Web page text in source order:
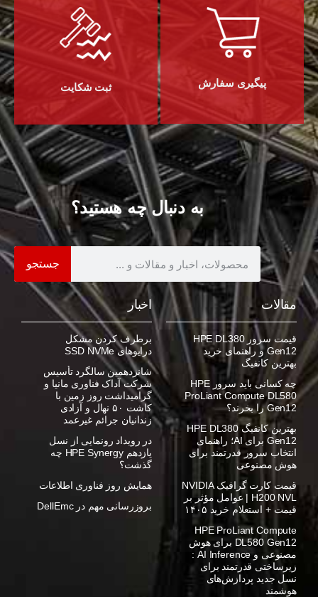
پیگیری سفارش ثبت شکایت
به دنبال چه هستید؟
جستجو
مقالات
قیمت سرور HPE DL380
Gen12 و راهنمای خرید
بهترین کانفیگ
چه کسانی باید سرور HPE
ProLiant Compute DL580
Gen12 را بخرند؟
بهترین کانفیگ HPE DL380
Gen12 برای AI؛ راهنمای
انتخاب سرور قدرتمند برای
هوش مصنوعی
قیمت کارت گرافیک NVIDIA
H200 NVL | عوامل مؤثر بر
قیمت + استعلام خرید ۱۴۰۵
HPE ProLiant Compute
DL580 Gen12 برای هوش
مصنوعی و AI Inference :
زیرساختی قدرتمند برای
نسل جدید پردازش‌های
هوشمند
اخبار
برطرف کردن مشکل
درایوهای SSD NVMe
شانزدهمین سالگرد تأسیس
شرکت آداک فناوری مانیا و
گرامیداشت روز زمین با
کاشت ۵۰ نهال و آزادی
زندانیان جرائم غیرعمد
در رویداد رونمایی از نسل
یازدهم HPE Synergy چه
گذشت؟
همایش روز فناوری اطلاعات
بروزرسانی مهم در DellEmc